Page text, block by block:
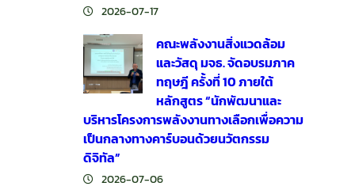
2026-07-17
คณะพลังงานสิ่งแวดล้อม
และวัสดุ มจธ. จัดอบรมภาค
ทฤษฎี ครั้งที่ 10 ภายใต้
หลักสูตร “นักพัฒนาและ
บริหารโครงการพลังงานทางเลือกเพื่อความ
เป็นกลางทางคาร์บอนด้วยนวัตกรรม
ดิจิทัล”
2026-07-06